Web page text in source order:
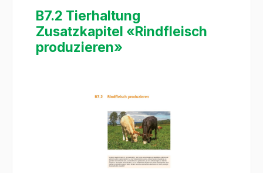
B7.2 Tierhaltung
Zusatzkapitel «Rindfleisch
produzieren»